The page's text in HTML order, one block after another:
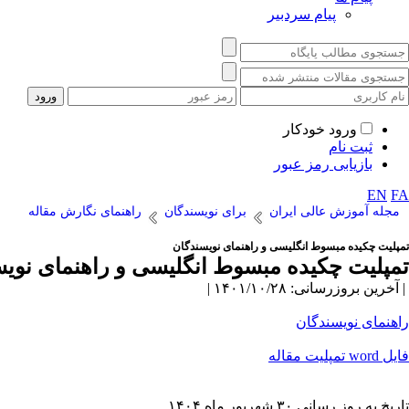
پیام سردبیر
ورود خودکار
ثبت نام
بازیابی رمز عبور
EN FA
مجله آموزش عالی ایران برای نویسندگان راهنمای نگارش مقاله
تمپلیت چکیده مبسوط انگلیسی و راهنمای نویسندگان
تمپلیت چکیده مبسوط انگلیسی و راهنمای
| آخرین بروزرسانی: ۱۴۰۱/۱۰/۲۸ |
راهنمای نویسندگان
فایل word تمپلیت مقاله
تاریخ به روز رسانی ۳۰ شهریور ماه ۱۴۰۴